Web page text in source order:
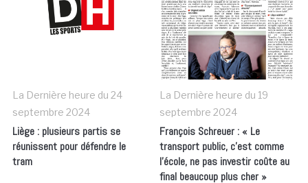
La Dernière heure du 24
septembre 2024
Liège : plusieurs partis se
réunissent pour défendre le
tram
La Dernière heure du 19
septembre 2024
François Schreuer : « Le
transport public, c’est comme
l’école, ne pas investir coûte au
final beaucoup plus cher »